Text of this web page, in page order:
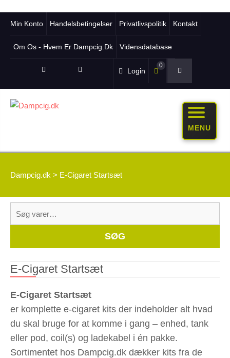
Min Konto Handelsbetingelser Privatlivspolitik Kontakt
Om Os - Hvem Er Dampcig.dk Vidensdatabase
Login
0
MENU
Dampcig.dk > E-Cigaret Startsæt
SØG
E-Cigaret Startsæt
E-Cigaret Startsæt
er komplette e-cigaret kits der indeholder alt hvad
du skal bruge for at komme i gang – enhed, tank
eller pod, coil(s) og ladekabel i én pakke.
Sortimentet hos Dampcig.dk dækker kits fra de